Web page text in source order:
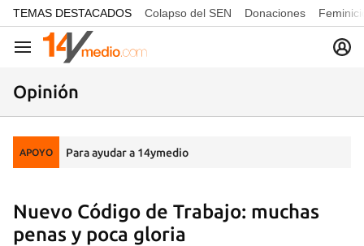
common.go-to-content
TEMAS DESTACADOS Colapso del SEN Donaciones
Navegación
Opinión
APOYO Para ayudar a 14ymedio
Nuevo Código de Trabajo: muchas
penas y poca gloria